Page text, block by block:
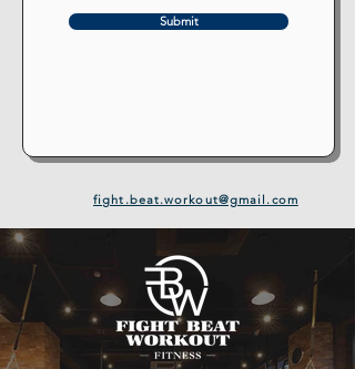
Submit
fight.beat.workout@gmail.com